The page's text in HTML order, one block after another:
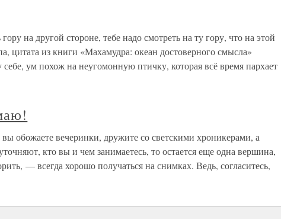
на другой стороне, тебе надо смотреть на ту гору, что на этой
цитата из книги «Махамудра: океан достоверного смысла»
ум похож на неугомонную птичку, которая всё время пархает
обожаете вечеринки, дружите со светскими хроникерами, а
кто вы и чем занимаетесь, то остается еще одна вершина,
— всегда хорошо получаться на снимках. Ведь, согласитесь,